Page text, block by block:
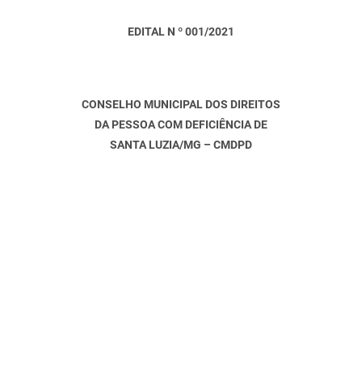
EDITAL N º 001/2021
CONSELHO MUNICIPAL DOS DIREITOS
DA PESSOA COM DEFICIÊNCIA DE
SANTA LUZIA/MG – CMDPD